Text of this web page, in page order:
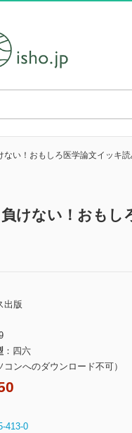
ない！おもしろ医学論文イッキ
けない！おもし
出版
四六
コンへのダウンロード不可）
413-0